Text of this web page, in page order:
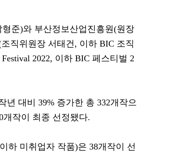
준)와 부산정보산업진흥원(원장
직위원장 서태건, 이하 BIC 조직
2022, 이하 BIC 페스티벌 2
년 대비 39% 증가한 총 332개작으
개작이 최종 선정됐다.
하 미취업자 작품)은 38개작이 선